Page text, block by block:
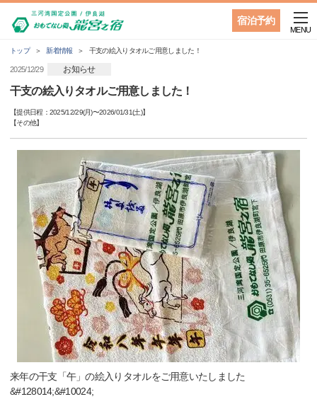
宿泊予約
MENU
トップ 新着情報 干支の絵入りタオルご用意しました！
2025/12/29 お知らせ
干支の絵入りタオルご用意しました！
【提供日程： 2025/12/29(月)〜2026/01/31(土)】
【その他】
来年の干支「午」の絵入りタオルをご用意いたしました
&#128014;&#10024;